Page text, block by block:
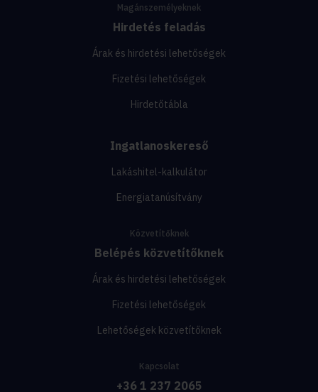
Magánszemélyeknek
Hirdetés feladás
Árak és hirdetési lehetőségek
Fizetési lehetőségek
Hirdetőtábla
Ingatlanoskereső
Lakáshitel-kalkulátor
Energiatanúsítvány
Közvetítőknek
Belépés közvetítőknek
Árak és hirdetési lehetőségek
Fizetési lehetőségek
Lehetőségek közvetítőknek
Kapcsolat
+36 1 237 2065